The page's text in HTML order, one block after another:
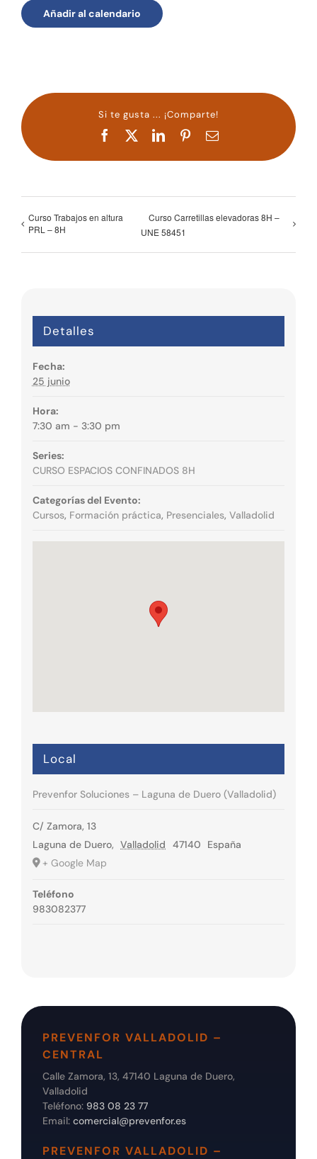
Añadir al calendario
Si te gusta ... ¡Comparte!
Facebook LinkedInPinterestCorreo
Curso Trabajos en altura
PRL – 8H
Curso Carretillas elevadoras 8H –
UNE 58451
Detalles
Fecha:
25 junio
Hora:
7:30 am - 3:30 pm
Series:
CURSO ESPACIOS CONFINADOS 8H
Categorías del Evento:
Cursos, Formación práctica, Presenciales, Valladolid
Local
Prevenfor Soluciones – Laguna de Duero (Valladolid)
C/ Zamora, 13
Laguna de Duero, Valladolid 47140
España
+ Google Map
Teléfono
983082377
PREVENFOR VALLADOLID –
CENTRAL
Calle Zamora, 13, 47140 Laguna de Duero,
Valladolid
Teléfono: 983 08 23 77
Email: comercial@prevenfor.es
PREVENFOR VALLADOLID –